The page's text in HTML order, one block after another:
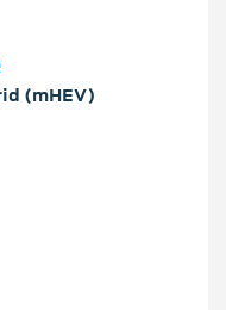
(mHEV)